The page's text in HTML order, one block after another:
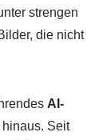
strengen
die nicht
AI-
Seit